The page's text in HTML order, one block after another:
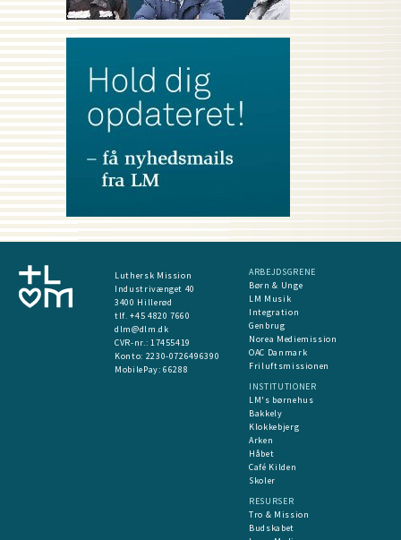
Luthersk Mission
Industrivænget 40
3400 Hillerød
tlf. +45 4820 7660
dlm@dlm.dk
CVR-nr.: 17455419
​Konto: 2230-0726496390
MobilePay:66288
ARBEJDSGRENE
Børn & Unge
LM Musik
Integration
Genbrug
Norea Mediemission
OAC Danmark
Friluftsmissionen
INSTITUTIONER
LM's børnehus
Bakkely
Klokkebjerg
Arken
Håbet
Café Kilden
Skoler
RESURSER
Tro & Mission
Budskabet